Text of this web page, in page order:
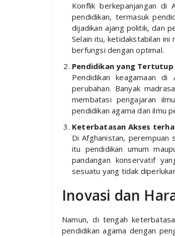
Konflik berkepanjangan di
pendidikan, termasuk
dijadikan ajang politik, dan
Selain itu, ketidakstabilan
berfungsi dengan optimal.
Pendidikan yang
Pendidikan keagamaan
perubahan. Banyak
membatasi pengajaran
pendidikan agama dan ilmu
Keterbatasan Akses
Di Afghanistan, perempuan
itu pendidikan umum
pandangan konservatif
sesuatu yang tidak
Inovasi dan
Namun, di tengah
pendidikan agama dengan